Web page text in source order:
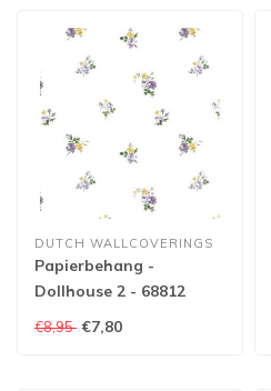
DUTCH WALLCOVERINGS
Papierbehang -
Dollhouse 2 - 68812
€8,95 €7,80